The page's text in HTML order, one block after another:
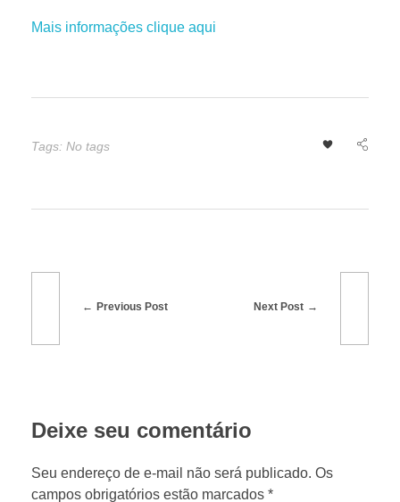
5
e
m
t
a
Mais informações clique aqui
Tags: No tags
Previous Post Next Post
Deixe seu comentário
Seu endereço de e-mail não será publicado. Os
campos obrigatórios estão marcados *